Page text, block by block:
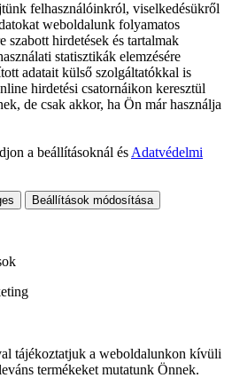
felhasználóinkról, viselkedésükről
weboldalunk folyamatos
szabott hirdetések és tartalmak
statisztikák elemzésére
adatait külső szolgáltatókkal is
hirdetési csatornáikon keresztül
de csak akkor, ha Ön már használja
a beállításoknál ésAdatvédelmi
Beállítások módosítása
tájékoztatjuk a weboldalunkon kívüli
termékeket mutatunk Önnek.